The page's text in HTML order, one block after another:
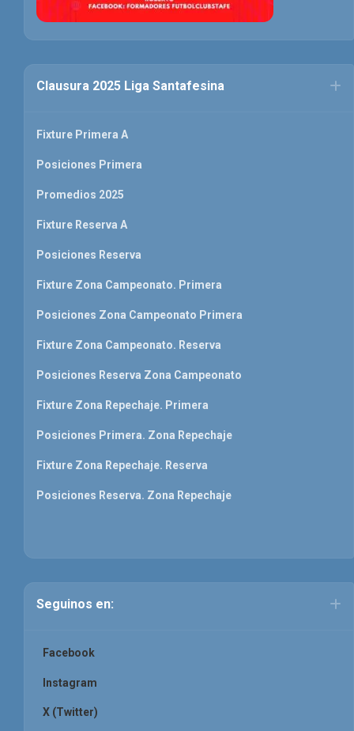
Clausura 2025 Liga Santafesina
Fixture Primera A
Posiciones Primera
Promedios 2025
Fixture Reserva A
Posiciones Reserva
Fixture Zona Campeonato. Primera
Posiciones Zona Campeonato Primera
Fixture Zona Campeonato. Reserva
Posiciones Reserva Zona Campeonato
Fixture Zona Repechaje. Primera
Posiciones Primera. Zona Repechaje
Fixture Zona Repechaje. Reserva
Posiciones Reserva. Zona Repechaje
Seguinos en:
Facebook
Instagram
X (Twitter)